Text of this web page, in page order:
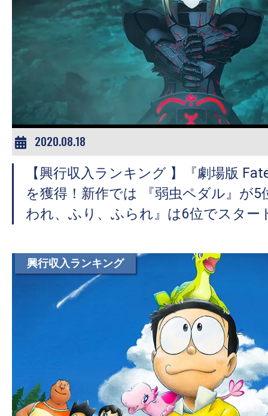
2020.08.18
【興行収入ランキング 】『劇場版
を獲得！新作では 『弱虫ペダル』が5
われ、ふり、ふられ』は6位でスター
興行収入ランキング